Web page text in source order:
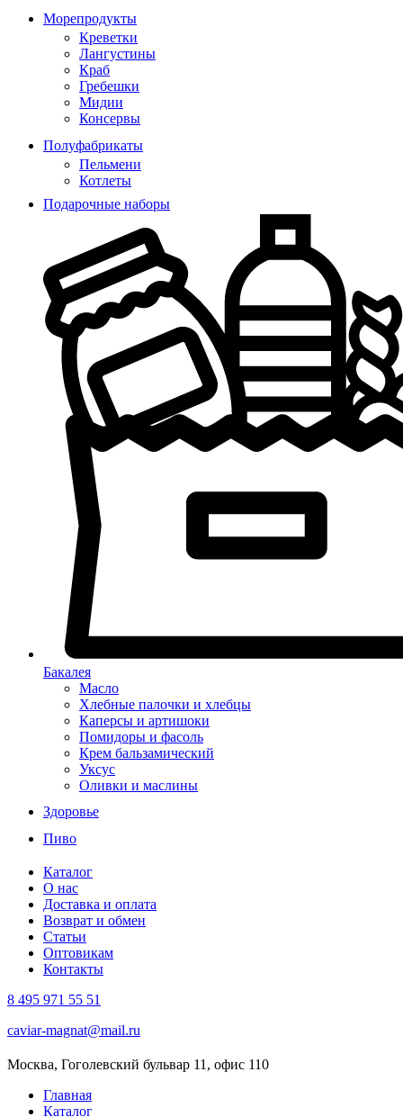
Морепродукты
Креветки
Лангустины
Краб
Гребешки
Мидии
Консервы
Полуфабрикаты
Пельмени
Котлеты
Подарочные наборы
Бакалея
Масло
Хлебные палочки и хлебцы
Каперсы и артишоки
Помидоры и фасоль
Крем бальзамический
Уксус
Оливки и маслины
Здоровье
Пиво
Каталог
О нас
Доставка и оплата
Возврат и обмен
Статьи
Оптовикам
Контакты
8 495 971 55 51
caviar-magnat@mail.ru
Москва, Гоголевский бульвар 11, офис 110
Главная
Каталог